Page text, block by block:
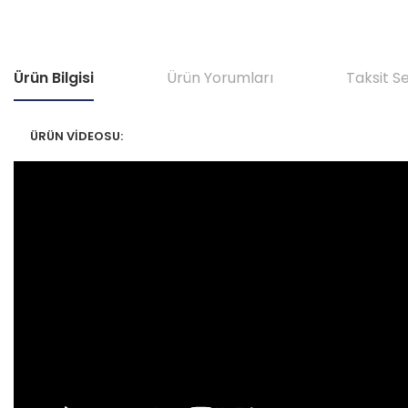
Ürün Bilgisi Ürün Yorumları Taksit
ÜRÜN VİDEOSU: